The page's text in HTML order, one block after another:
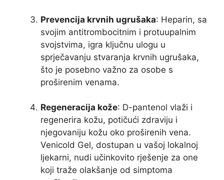
Prevencija krvnih ugrušaka: Heparin, sa
svojim antitrombocitnim i protuupalnim
svojstvima, igra ključnu ulogu u
sprječavanju stvaranja krvnih ugrušaka,
što je posebno važno za osobe s
proširenim venama.
Regeneracija kože: D-pantenol vlaži i
regenerira kožu, potičući zdraviju i
njegovaniju kožu oko proširenih vena.
Venicold Gel, dostupan u vašoj lokalnoj
ljekarni, nudi učinkovito rješenje za one
koji traže olakšanje od simptoma